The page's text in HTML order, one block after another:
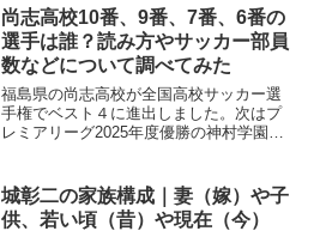
カーコーチから指導を受けていたという
事実です。この記事で...
尚志高校10番、9番、7番、6番の
選手は誰？読み方やサッカー部員
数などについて調べてみた
福島県の尚志高校が全国高校サッカー選
手権でベスト４に進出しました。次はプ
レミアリーグ2025年度優勝の神村学園で
カーとボールとられたら5秒で奪うという
理論をどう崩すか見...
城彰二の家族構成｜妻（嫁）や子
供、若い頃（昔）や現在（今）